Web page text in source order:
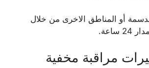
أو المناطق الاخرى من خلال
مراقبة مخفية